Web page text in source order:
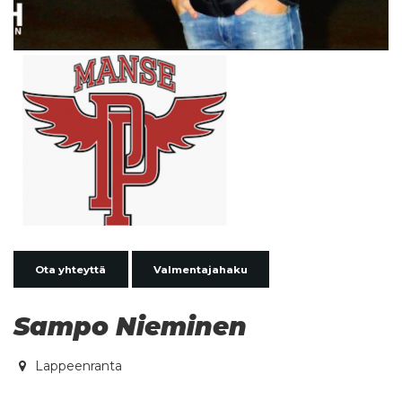
Ota yhteyttä Valmentajahaku
Sampo Nieminen
Lappeenranta